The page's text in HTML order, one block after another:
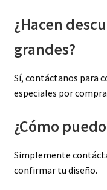
¿Hacen
grandes?
Sí, contáctanos para
especiales por
¿Cómo
Simplemente
confirmar tu diseño.